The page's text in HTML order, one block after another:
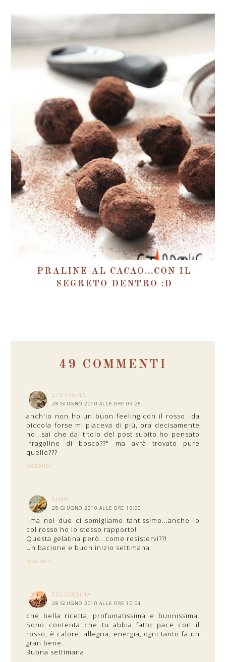
PRALINE AL CACAO...CON IL
SEGRETO DENTRO :D
49 COMMENTI
CASTAGNA
28 GIUGNO 2010 ALLE ORE 09:25
anch'io non ho un buon feeling con il rosso...da
piccola forse mi piaceva di più, ora decisamente
no...sai che dal titolo del post subito ho pensato
"fragoline di bosco??" ma avrà trovato pure
quelle???
RISPONDI
SIMO
28 GIUGNO 2010 ALLE ORE 10:00
..ma noi due ci somigliamo tantissimo...anche io
col rosso ho lo stesso rapporto!
Questa gelatina però...come resistervi??!
Un bacione e buon inizio settimana
RISPONDI
COLOMBINA
28 GIUGNO 2010 ALLE ORE 10:04
che bella ricetta, profumatissima e buonissima.
Sono contenta che tu abbia fatto pace con il
rosso, è calore, allegria, energia, ogni tanto fa un
gran bene.
Buona settimana